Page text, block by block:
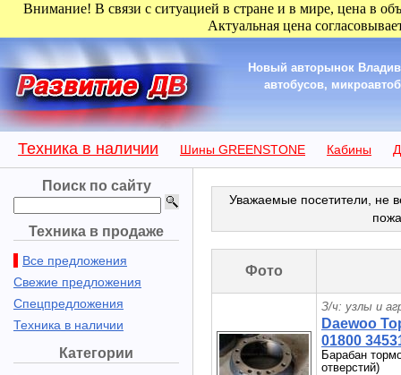
Внимание! В связи с ситуацией в стране и в мире, цена в
Актуальная цена
Новый авторынок
автобусов,
Техника в наличии Шины GREENSTONE Кабины
Поиск по сайту
Техника в продаже
Все предложения
Свежие предложения
Спецпредложения
Техника в наличии
Категории
Уважаемые посетители, не
Фото
З/ч: узлы и
Daewoo
01800
Барабан
отверстий)